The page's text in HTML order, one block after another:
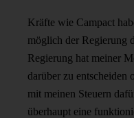
Kräfte wie Campact
möglich der Regierung
Regierung hat meiner
darüber zu entscheiden
mit meinen Steuern
überhaupt eine